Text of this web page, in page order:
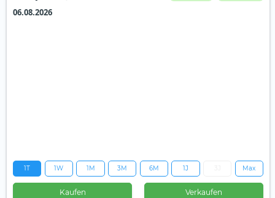
06.08.2026
1T 1W 1M 3M 6M 1J Max
Kaufen Verkaufen